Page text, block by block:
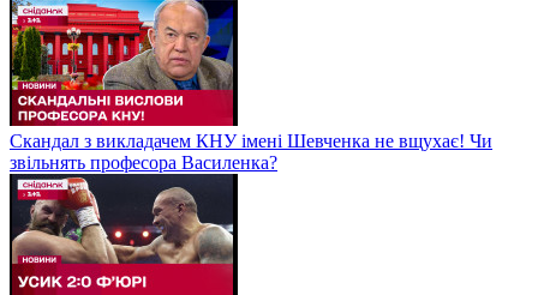
Скандал з викладачем КНУ імені Шевченка не вщухає! Чи
звільнять професора Василенка?